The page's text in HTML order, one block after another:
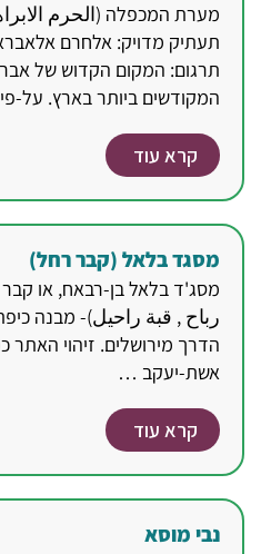
מערת המכפלה (الحرم
תעתיק מדויק: אלחרם
תרגום: המקום הקדוש של
המקודשים ביותר בארץ. על-
קרא עוד
מסגד בלאל (קבר רחל)
מסג'ד בלאל בן-רבאח, או
رباح , قبة راحيل)- מבנה
הדרך מירושלים. זיהוי
אשת-יעקב …
קרא עוד
נבי מוסא